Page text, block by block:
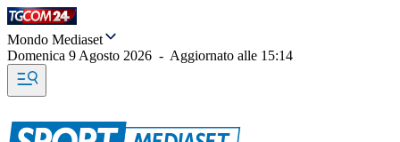
Mondo Mediaset
Domenica 9 Agosto 2026 - Aggiornato alle 15:14